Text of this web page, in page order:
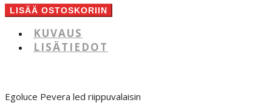
System
määrä
LISÄÄ OSTOSKORIIN
KUVAUS
LISÄTIEDOT
Egoluce Pevera led riippuvalaisin